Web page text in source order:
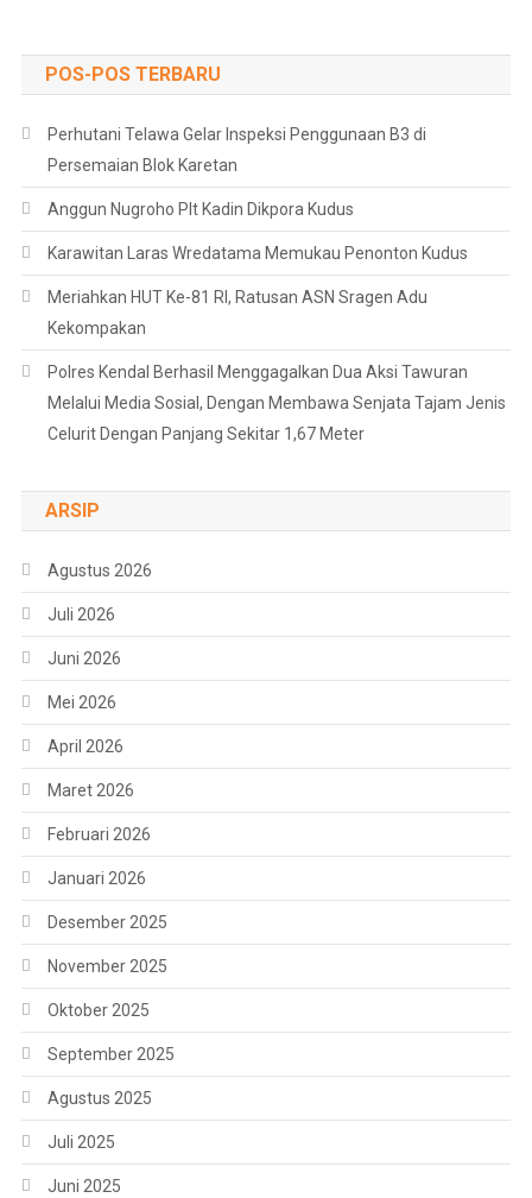
POS-POS TERBARU
Perhutani Telawa Gelar Inspeksi Penggunaan B3 di
Persemaian Blok Karetan
Anggun Nugroho Plt Kadin Dikpora Kudus
Karawitan Laras Wredatama Memukau Penonton Kudus
Meriahkan HUT Ke-81 RI, Ratusan ASN Sragen Adu
Kekompakan
Polres Kendal Berhasil Menggagalkan Dua Aksi Tawuran
Melalui Media Sosial, Dengan Membawa Senjata Tajam Jenis
Celurit Dengan Panjang Sekitar 1,67 Meter
ARSIP
Agustus 2026
Juli 2026
Juni 2026
Mei 2026
April 2026
Maret 2026
Februari 2026
Januari 2026
Desember 2025
November 2025
Oktober 2025
September 2025
Agustus 2025
Juli 2025
Juni 2025